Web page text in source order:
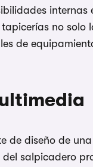
no solo
de
de diseño de
salpicadero